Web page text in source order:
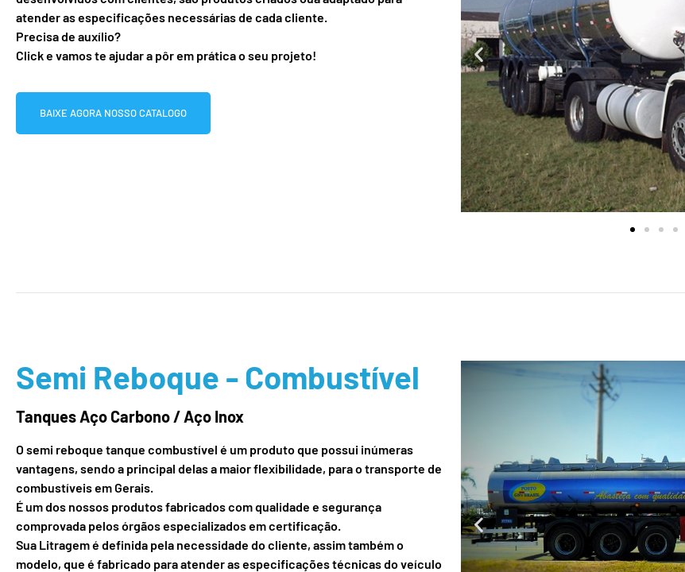
atender as especificações necessárias de cada cliente.
Precisa de auxílio?
Click e vamos te ajudar a pôr em prática o seu projeto!
BAIXE AGORA NOSSO CATALOGO
Semi Reboque - Combustível
Tanques Aço Carbono / Aço Inox
O semi reboque tanque combustível é um produto que possui inúmeras
vantagens, sendo a principal delas a maior flexibilidade, para o transporte de
combustíveis em Gerais.
É um dos nossos produtos fabricados com qualidade e segurança
comprovada pelos órgãos especializados em certificação.
Sua Litragem é definida pela necessidade do cliente, assim também o
modelo, que é fabricado para atender as especificações técnicas do veículo